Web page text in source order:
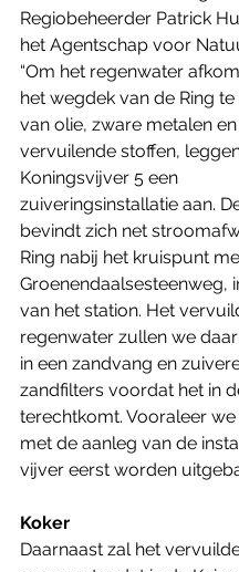
Regiobeheerder Patrick
het Agentschap voor
“Om het regenwater
het wegdek van de Ring
van olie, zware metalen
vervuilende stoffen,
Koningsvijver 5 een
zuiveringsinstallatie aan.
bevindt zich net
Ring nabij het kruispunt
Groenendaalsesteenweg,
van het station. Het
regenwater zullen we
in een zandvang en
zandfilters voordat het in
terechtkomt. Vooraleer
met de aanleg van de
vijver eerst worden
Koker
Daarnaast zal het